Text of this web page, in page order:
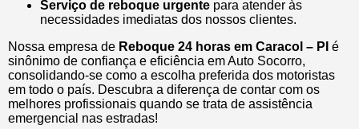
Serviço de reboque urgente para atender às
necessidades imediatas dos nossos clientes.
Nossa empresa de Reboque 24 horas em Caracol – PI é
sinônimo de confiança e eficiência em Auto Socorro,
consolidando-se como a escolha preferida dos motoristas
em todo o país. Descubra a diferença de contar com os
melhores profissionais quando se trata de assistência
emergencial nas estradas!